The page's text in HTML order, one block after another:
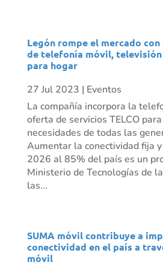
Legón rompe el mercado
de telefonía móvil,
para hogar
27 Jul 2023 | Eventos
La compañía incorpora la
oferta de servicios TELCO
necesidades de todas las
Aumentar la conectividad fija
2026 al 85% del país es un
Ministerio de Tecnologías de
las...
SUMA móvil contribuye a
conectividad en el país a
móvil